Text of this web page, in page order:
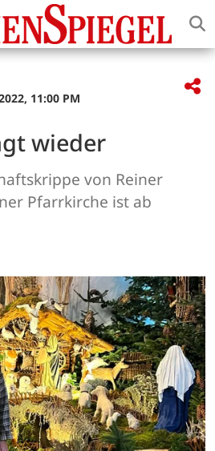
11:00 PM
wieder
von Reiner
Pfarrkirche ist ab